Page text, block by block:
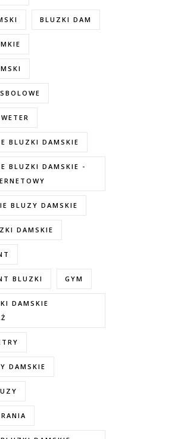
BLUZKI DAM
BLUZKI DAMSKIE
BLUZKI DAMSKIE -
BLUZY DAMSKIE
DAMSKIE
BLUZKI GYM
DAMSKIE
DAMSKIE